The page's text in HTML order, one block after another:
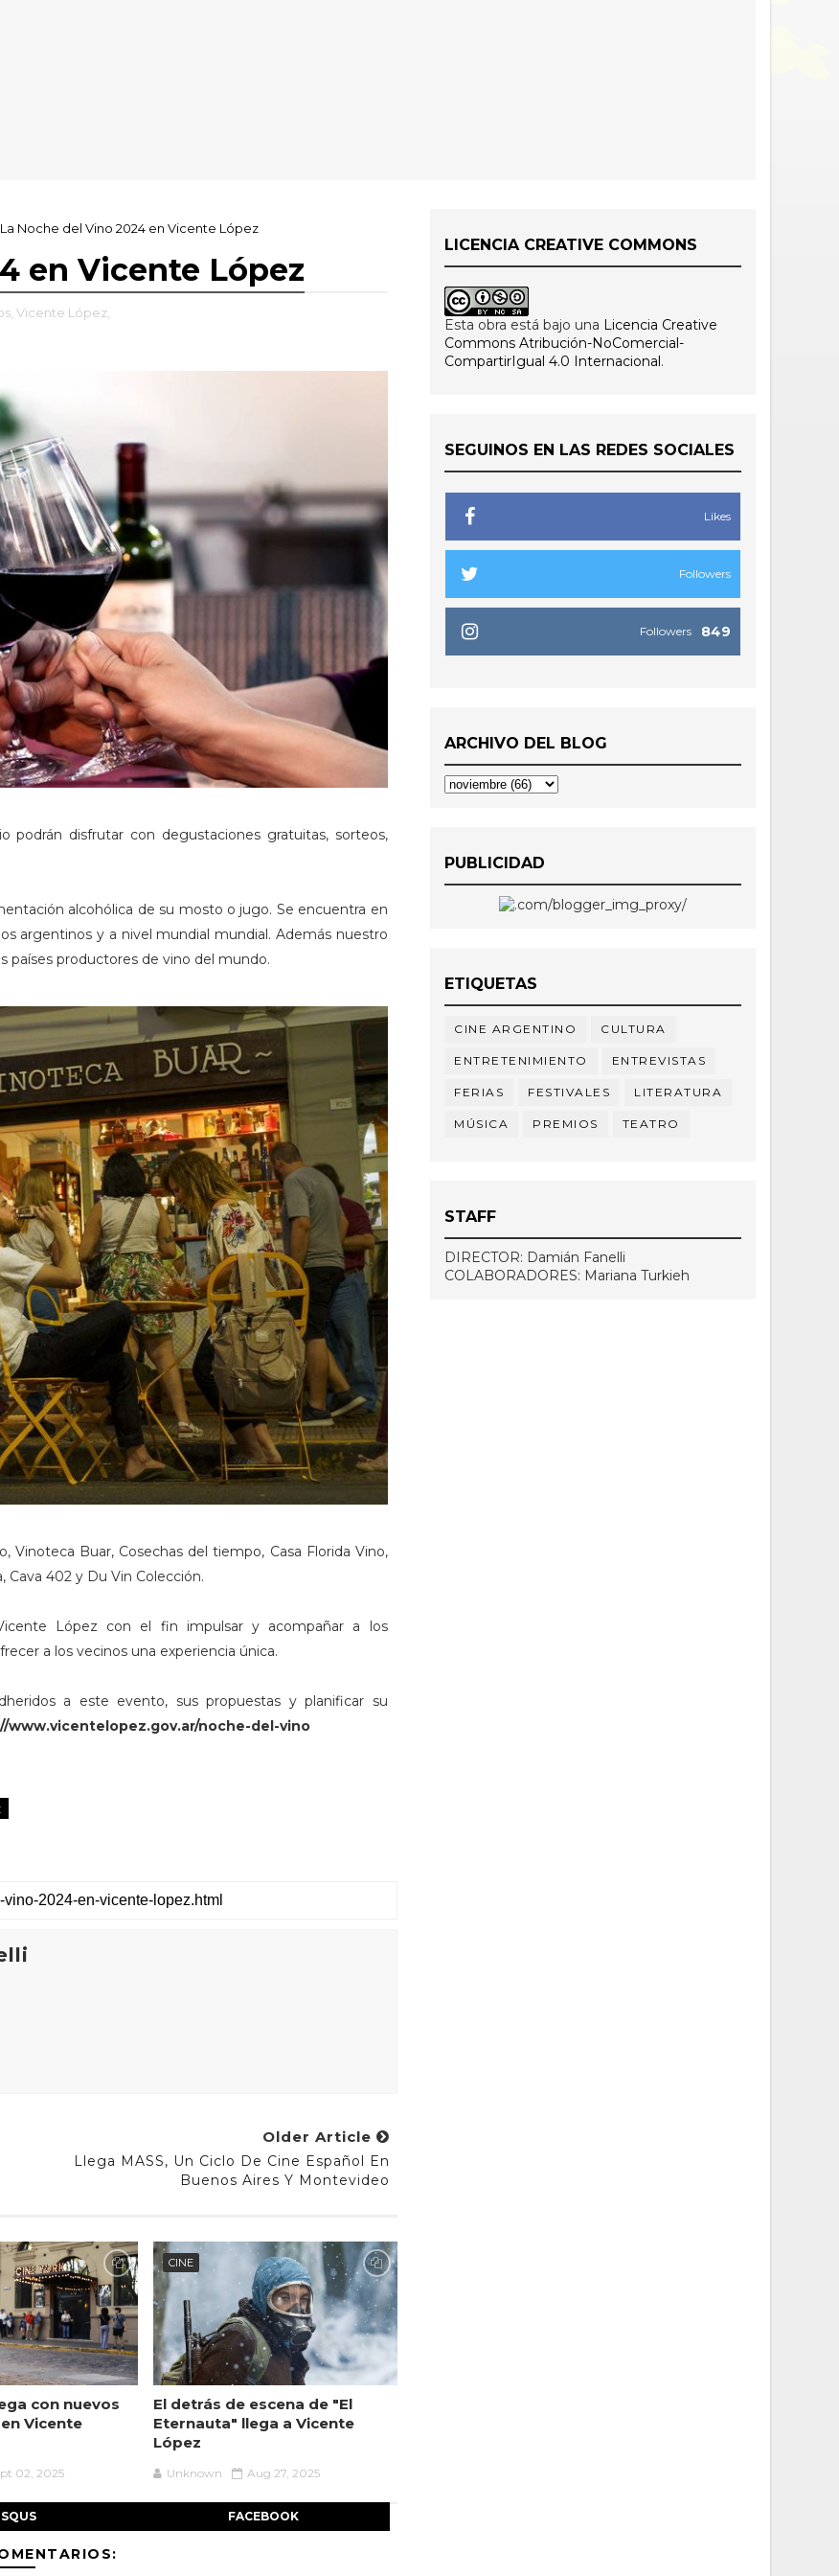
La Noche del Vino 2024 en Vicente López
en Vicente López
Vicente López,
podrán disfrutar con degustaciones gratuitas, sorteos,
alcohólica de su mosto o jugo. Se encuentra en
argentinos y a nivel mundial mundial. Además nuestro
países productores de vino del mundo.
Vinoteca Buar, Cosechas del tiempo, Casa Florida Vino,
Cava 402 y Du Vin Colección.
López con el fin impulsar y acompañar a los
a los vecinos una experiencia única.
a este evento, sus propuestas y planificar su
www.vicentelopez.gov.ar/noche-del-vino
Older Article
Llega MASS, Un Ciclo De Cine Español En
Buenos Aires Y Montevideo
con nuevos
Vicente
02, 2025
CINE
El detrás de escena de "El
Eternauta" llega a Vicente
López
Unknown Aug 27, 2025
FACEBOOK
LICENCIA CREATIVE COMMONS
Esta obra está bajo una Licencia Creative
Commons Atribución-NoComercial-
CompartirIgual 4.0 Internacional.
SEGUINOS EN LAS REDES SOCIALES
Likes
Followers
849
Followers
ARCHIVO DEL BLOG
PUBLICIDAD
ETIQUETAS
CINE ARGENTINO CULTURA
ENTRETENIMIENTO ENTREVISTAS
FERIAS FESTIVALES LITERATURA
MÚSICA PREMIOS TEATRO
STAFF
DIRECTOR: Damián Fanelli
COLABORADORES: Mariana Turkieh